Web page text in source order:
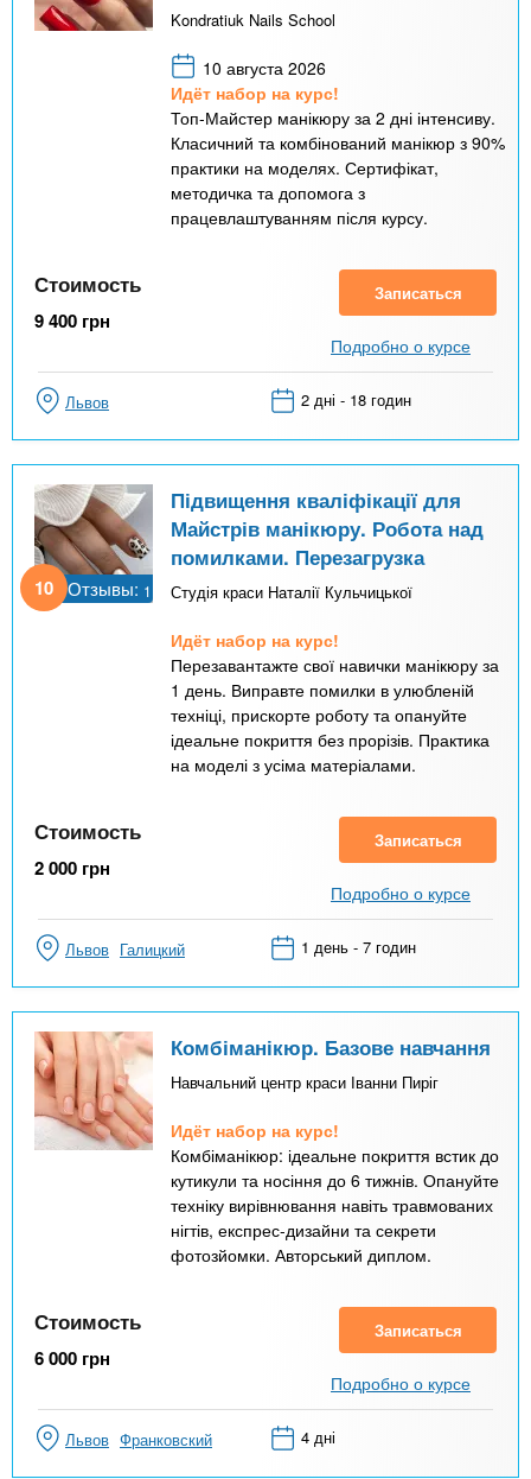
Kondratiuk Nails School
10 августа 2026
Идёт набор на курс!
Топ-Майстер манікюру за 2 дні інтенсиву.
Класичний та комбінований манікюр з 90%
практики на моделях. Сертифікат,
методичка та допомога з
працевлаштуванням після курсу.
Стоимость
9 400 грн
Записаться
Подробно о курсе
Львов 2 дні - 18 годин
10 Отзывы: 1
Підвищення кваліфікації для
Майстрів манікюру. Робота над
помилками. Перезагрузка
Студія краси Наталії Кульчицької
Идёт набор на курс!
Перезавантажте свої навички манікюру за
1 день. Виправте помилки в улюбленій
техніці, прискорте роботу та опануйте
ідеальне покриття без прорізів. Практика
на моделі з усіма матеріалами.
Стоимость
2 000 грн
Записаться
Подробно о курсе
Львов Галицкий 1 день - 7 годин
Комбіманікюр. Базове навчання
Навчальний центр краси Іванни Пиріг
Идёт набор на курс!
Комбіманікюр: ідеальне покриття встик до
кутикули та носіння до 6 тижнів. Опануйте
техніку вирівнювання навіть травмованих
нігтів, експрес-дизайни та секрети
фотозйомки. Авторський диплом.
Стоимость
6 000 грн
Записаться
Подробно о курсе
Львов Франковский 4 дні